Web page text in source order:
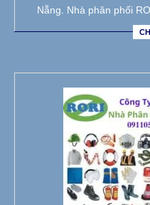
Nẵng. Nhà phân phối